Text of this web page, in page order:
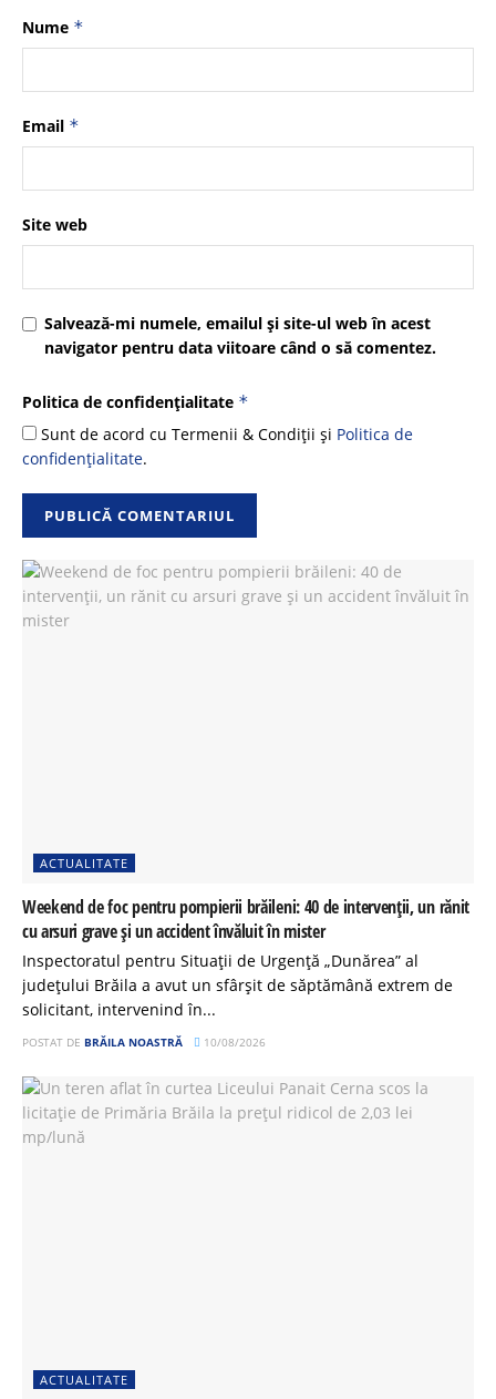
Nume *
Email *
Site web
Salvează-mi numele, emailul și site-ul web în acest
navigator pentru data viitoare când o să comentez.
Politica de confidențialitate *
Sunt de acord cu Termenii & Condiții și Politica de
confidențialitate.
ACTUALITATE
Weekend de foc pentru pompierii brăileni: 40 de intervenții, un rănit
cu arsuri grave și un accident învăluit în mister
Inspectoratul pentru Situații de Urgență „Dunărea” al
județului Brăila a avut un sfârșit de săptămână extrem de
solicitant, intervenind în...
POSTAT DE BRĂILA NOASTRĂ 10/08/2026
ACTUALITATE